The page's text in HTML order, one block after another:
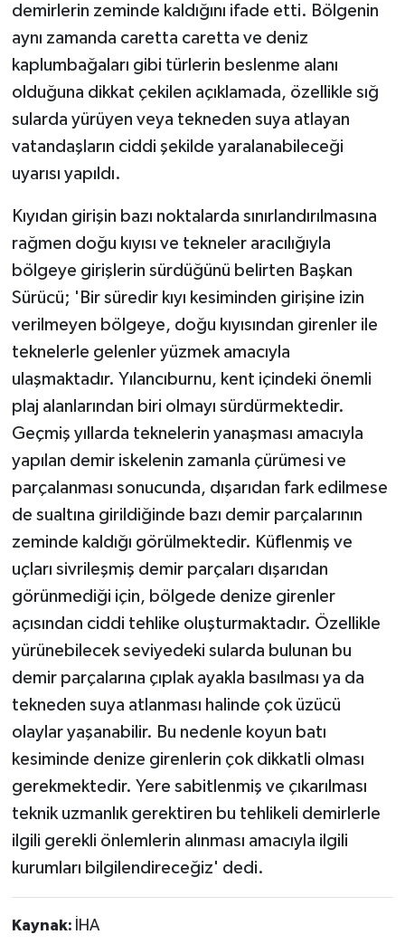
demirlerin zeminde kaldığını ifade etti. Bölgenin
aynı zamanda caretta caretta ve deniz
kaplumbağaları gibi türlerin beslenme alanı
olduğuna dikkat çekilen açıklamada, özellikle sığ
sularda yürüyen veya tekneden suya atlayan
vatandaşların ciddi şekilde yaralanabileceği
uyarısı yapıldı.
Kıyıdan girişin bazı noktalarda sınırlandırılmasına
rağmen doğu kıyısı ve tekneler aracılığıyla
bölgeye girişlerin sürdüğünü belirten Başkan
Sürücü; 'Bir süredir kıyı kesiminden girişine izin
verilmeyen bölgeye, doğu kıyısından girenler ile
teknelerle gelenler yüzmek amacıyla
ulaşmaktadır. Yılancıburnu, kent içindeki önemli
plaj alanlarından biri olmayı sürdürmektedir.
Geçmiş yıllarda teknelerin yanaşması amacıyla
yapılan demir iskelenin zamanla çürümesi ve
parçalanması sonucunda, dışarıdan fark edilmese
de sualtına girildiğinde bazı demir parçalarının
zeminde kaldığı görülmektedir. Küflenmiş ve
uçları sivrileşmiş demir parçaları dışarıdan
görünmediği için, bölgede denize girenler
açısından ciddi tehlike oluşturmaktadır. Özellikle
yürünebilecek seviyedeki sularda bulunan bu
demir parçalarına çıplak ayakla basılması ya da
tekneden suya atlanması halinde çok üzücü
olaylar yaşanabilir. Bu nedenle koyun batı
kesiminde denize girenlerin çok dikkatli olması
gerekmektedir. Yere sabitlenmiş ve çıkarılması
teknik uzmanlık gerektiren bu tehlikeli demirlerle
ilgili gerekli önlemlerin alınması amacıyla ilgili
kurumları bilgilendireceğiz' dedi.
Kaynak: İHA